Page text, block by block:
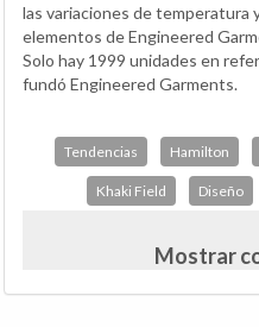
las variaciones de temperatura
elementos de Engineered
Solo hay 1999 unidades en
fundó Engineered Garments.
Tendencias Hamilton
Khaki Field Diseño
Mostrar